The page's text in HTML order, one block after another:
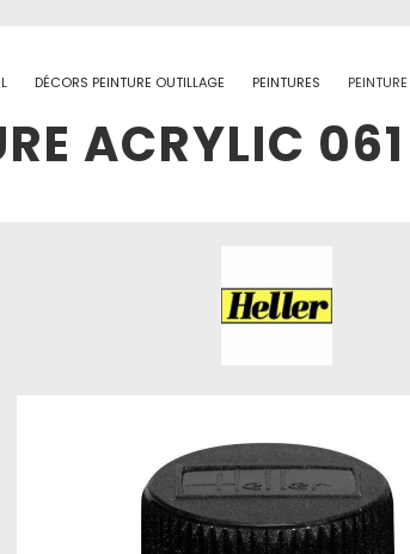
DÉCORS PEINTURE OUTILLAGE PEINTURES
ACRYLIC